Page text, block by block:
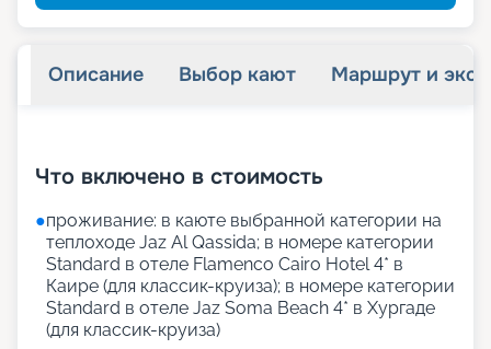
Описание Выбор кают Маршрут и
Что включено в стоимость
●проживание: в каюте выбранной категории на
теплоходе Jaz Al Qassida; в номере категории
Standard в отеле Flamenco Cairo Hotel 4* в
Каире (для классик-круиза); в номере категории
Standard в отеле Jaz Soma Beach 4* в Хургаде
(для классик-круиза)